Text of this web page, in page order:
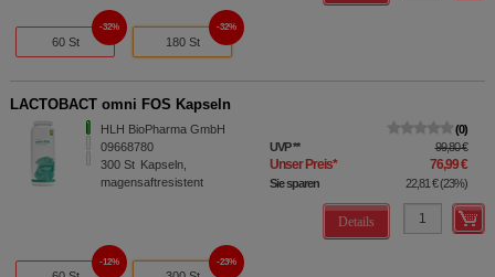
60 St
32%
180 St
32%
LACTOBACT omni FOS Kapseln
HLH BioPharma GmbH
09668780
300 St Kapseln,
magensaftresistent
0
UVP** 99,80 €
Unser Preis* 76,99 €
Sie sparen 22,81 €(23%)
Details
12% 23%